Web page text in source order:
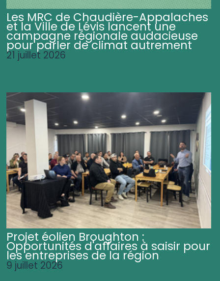
Les MRC de Chaudière-Appalaches
et la Ville de Lévis lancent une
campagne régionale audacieuse
pour parler de climat autrement
21 juillet 2026
Projet éolien Broughton :
Opportunités d'affaires à saisir pour
les entreprises de la région
9 juillet 2026